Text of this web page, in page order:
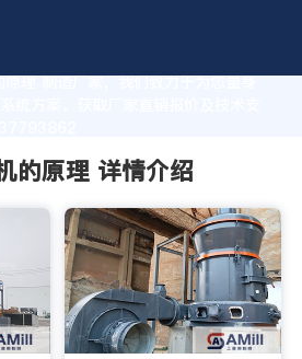
理 制造厂家，我们致力于为您量身
统方案。获取厂家直销报价及技术支
的原理 详情介绍